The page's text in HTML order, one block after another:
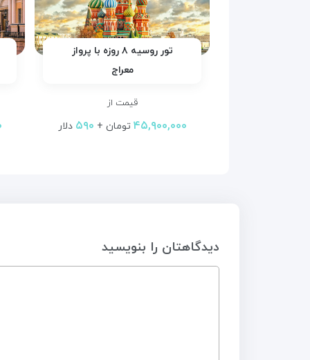
تور روسیه ۸ روزه با پرواز
معراج
قیمت از
۴۵,۹۰۰,۰۰۰ تومان + ۵۹۰ دلار
دیدگاهتان را بنویسید